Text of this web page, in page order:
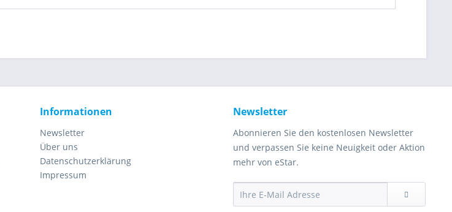
Informationen
Newsletter
Über uns
Datenschutzerklärung
Impressum
Newsletter
Abonnieren Sie den kostenlosen Newsletter
und verpassen Sie keine Neuigkeit oder Aktion
mehr von eStar.